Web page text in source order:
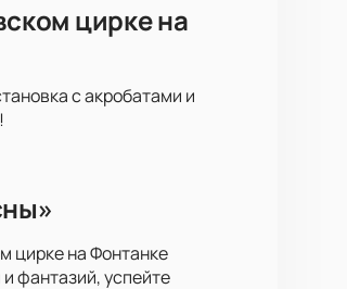
цирке на
с акробатами и
цирке на Фонтанке
фантазий, успейте